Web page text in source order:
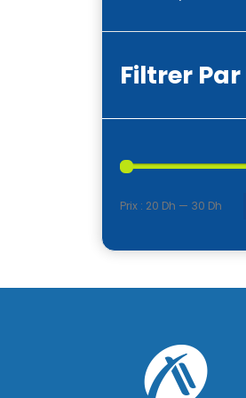
Filtrer Par
Prix : 20 Dh — 30 Dh